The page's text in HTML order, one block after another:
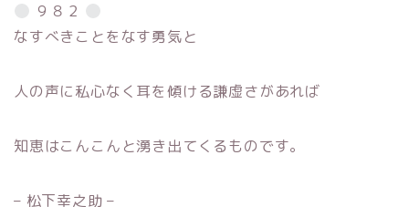
９８２
なすべきことをなす勇気と
人の声に私心なく耳を傾ける謙虚さがあれば
知恵はこんこんと湧き出てくるものです。
– 松下幸之助 –